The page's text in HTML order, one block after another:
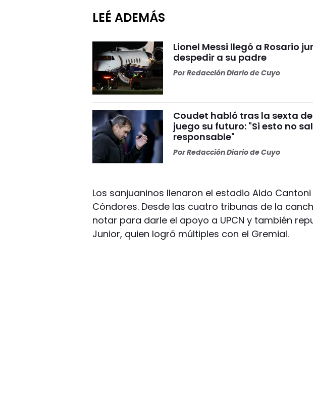
LEÉ ADEMÁS
Lionel Messi llegó a Rosario
despedir a su padre
PorRedacción Diario de Cuyo
Coudet habló tras la sexta
juego su futuro: "Si esto no
responsable"
PorRedacción Diario de Cuyo
Los sanjuaninos llenaron el estadio Aldo
Cóndores. Desde las cuatro tribunas de la
notar para darle el apoyo a UPCN y también
Junior, quien logró múltiples con el Gremial.